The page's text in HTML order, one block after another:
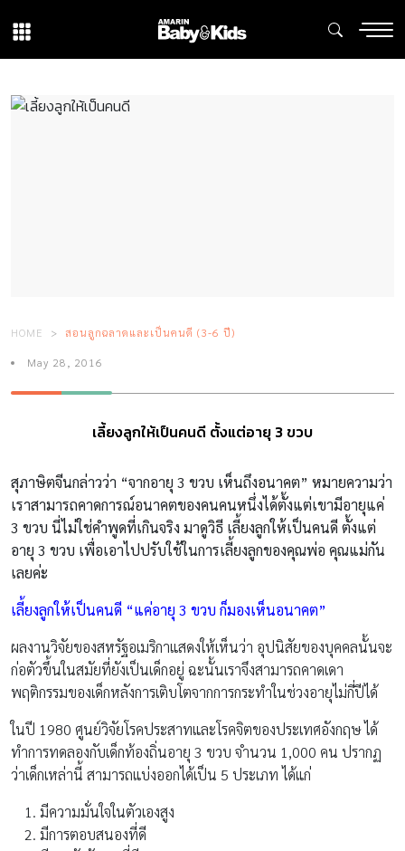
HOME สอนลูกฉลาดและเป็นคนดี (3-6 ปี)
May 28, 2016
เลี้ยงลูกให้เป็นคนดี ตั้งแต่อายุ 3 ขวบ
สุภาษิตจีนกล่าวว่า “จากอายุ 3 ขวบ เห็นถึงอนาคต” หมายความว่า
เราสามารถคาดการณ์อนาคตของคนคนหนึ่งได้ตั้งแต่เขามีอายุแค่
3 ขวบ นี่ไม่ใช่คำพูดที่เกินจริง มาดูวิธี เลี้ยงลูกให้เป็นคนดี ตั้งแต่
อายุ 3 ขวบ เพื่อเอาไปปรับใช้ในการเลี้ยงลูกของคุณพ่อ คุณแม่กัน
เลยค่ะ
เลี้ยงลูกให้เป็นคนดี “แค่อายุ 3 ขวบ ก็มองเห็นอนาคต”
ผลงานวิจัยของสหรัฐอเมริกาแสดงให้เห็นว่า อุปนิสัยของบุคคลนั้นจะ
ก่อตัวขึ้นในสมัยที่ยังเป็นเด็กอยู่ ฉะนั้นเราจึงสามารถคาดเดา
พฤติกรรมของเด็กหลังการเติบโตจากการกระทำในช่วงอายุไม่กี่ปีได้
ในปี 1980 ศูนย์วิจัยโรคประสาทและโรคจิตของประเทศอังกฤษ ได้
ทำการทดลองกับเด็กท้องถิ่นอายุ 3 ขวบ จำนวน 1,000 คน ปรากฏ
ว่าเด็กเหล่านี้ สามารถแบ่งออกได้เป็น 5 ประเภท ได้แก่
มีความมั่นใจในตัวเองสูง
มีการตอบสนองที่ดี